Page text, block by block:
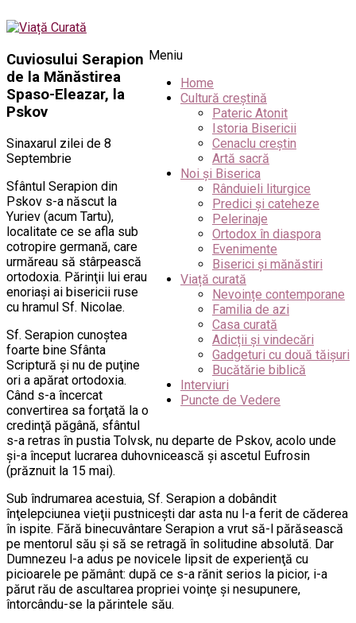
Meniu
Home
Cultură creștină
Pateric Atonit
Istoria Bisericii
Cenaclu creștin
Artă sacră
Noi și Biserica
Rânduieli liturgice
Predici și cateheze
Pelerinaje
Ortodox în diaspora
Evenimente
Biserici și mănăstiri
Viață curată
Nevoințe contemporane
Familia de azi
Casa curată
Adicții și vindecări
Gadgeturi cu două tăișuri
Bucătărie biblică
Interviuri
Puncte de Vedere
Cuviosului Serapion
de la Mănăstirea
Spaso-Eleazar, la
Pskov
Sinaxarul zilei de 8
Septembrie
Sfântul Serapion din
Pskov s-a născut la
Yuriev (acum Tartu),
localitate ce se afla sub
cotropire germană, care
urmăreau să stârpească
ortodoxia. Părinţii lui erau
enoriaşi ai bisericii ruse
cu hramul Sf. Nicolae.
Sf. Serapion cunoştea
foarte bine Sfânta
Scriptură şi nu de puţine
ori a apărat ortodoxia.
Când s-a încercat
convertirea sa forţată la o
credinţă păgână, sfântul
s-a retras în pustia Tolvsk, nu departe de Pskov, acolo unde
şi-a început lucrarea duhovnicească şi ascetul Eufrosin
(prăznuit la 15 mai).
Sub îndrumarea acestuia, Sf. Serapion a dobândit
înţelepciunea vieţii pustniceşti dar asta nu l-a ferit de căderea
în ispite. Fără binecuvântare Serapion a vrut să-l părăsească
pe mentorul său şi să se retragă în solitudine absolută. Dar
Dumnezeu l-a adus pe novicele lipsit de experienţă cu
picioarele pe pământ: după ce s-a rănit serios la picior, i-a
părut rău de ascultarea propriei voinţe şi nesupunere,
întorcându-se la părintele său.